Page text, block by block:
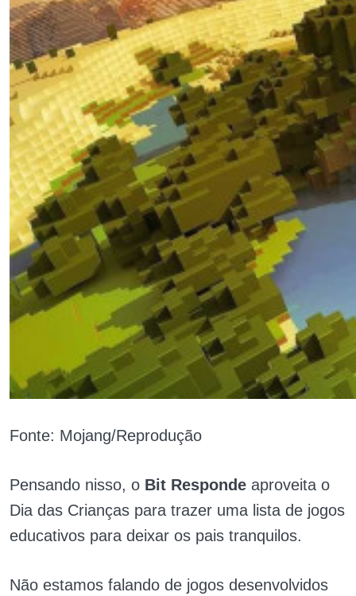
Fonte: Mojang/Reprodução
Pensando nisso, o Bit Responde aproveita o
Dia das Crianças para trazer uma lista de jogos
educativos para deixar os pais tranquilos.
Não estamos falando de jogos desenvolvidos